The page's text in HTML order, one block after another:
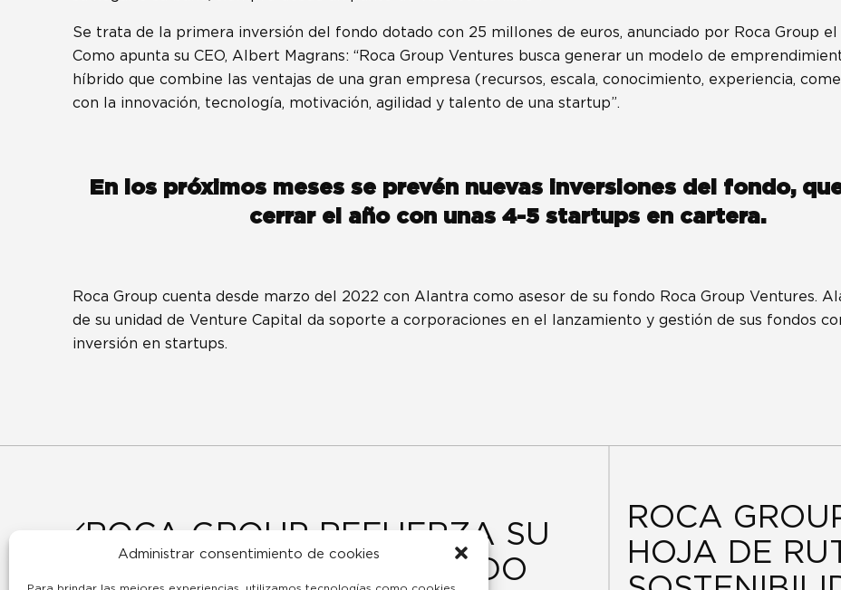
Administrar consentimiento de cookies
Se trata de la primera inversión del fondo dotado con 25 millones de euros, anunciado por Roca Group el
Como apunta su CEO, Albert Magrans: “Roca Group Ventures busca generar un modelo de
híbrido que combine las ventajas de una gran empresa (recursos, escala, conocimiento, experiencia,
con la innovación, tecnología, motivación, agilidad y talento de una startup”.
En los próximos meses se prevén nuevas inversiones del fondo,
cerrar el año con unas 4-5 startups en cartera.
Roca Group cuenta desde marzo del 2022 con Alantra como asesor de su fondo Roca Group Ventures.
de su unidad de Venture Capital da soporte a corporaciones en el lanzamiento y gestión de sus fondos
inversión en startups.
ROCA GROUP REFUERZA SU
POSICIÓN EN EL MERCADO
ROCA
HOJA DE